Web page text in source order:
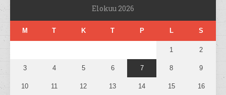
Elokuu 2026
M T K T P L S
1 2
3 4 5 6 7 8 9
10 11 12 13 14 15 16